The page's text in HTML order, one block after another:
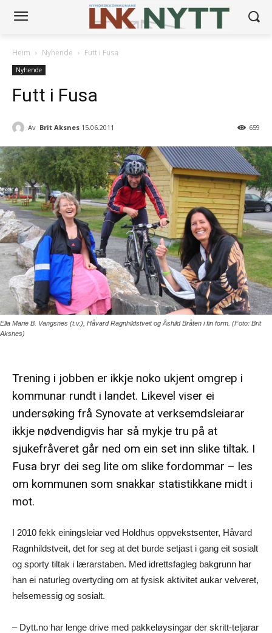
Heim Nyhende Futt i Fusa
Nyhende
Futt i Fusa
Av Brit Aksnes 15.06.2011 659
Ella Marie B. Vangsnes (t.v.), Håvard Ragnhildstveit og Åshild Bråten i fin form. (Foto: Brit
Aksnes)
Trening i jobben er ikkje noko ukjent omgrep i
kommunar rundt i landet. Likevel viser ei
undersøking frå Synovate at verksemdsleiarar
ikkje nødvendigvis har så mykje tru på at
sjukefråveret går ned om ein set inn slike tiltak. I
Fusa bryr dei seg lite om slike fordommar – les
om kommunen som snakkar statistikkane midt i
mot.
I 2010 fekk einingsleiar ved Holdhus oppvekstsenter, Håvard
Ragnhildstveit, det for seg at det burde setjast i gang eit sosialt
og sporty tiltak i lærarstaben. Med idrettsfagleg bakgrunn har
han ei naturleg overtyding om at fysisk aktivitet aukar velveret,
helsemessig og sosialt.
– Dytt.no har lenge drive med pakkeløysingar der skritt-teljarar